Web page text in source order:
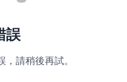
誤
請稍後再試。